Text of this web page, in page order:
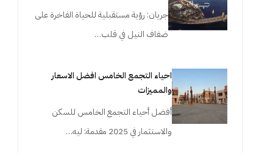
جريان: رؤية مستقبلية للحياة الفاخرة على
ضفاف النيل في قلب…
احياء التجمع الخامس افضل الاسعار
والمميزات
أفضل أحياء التجمع الخامس للسكن
والاستثمار في 2025 مقدمة: ليه…